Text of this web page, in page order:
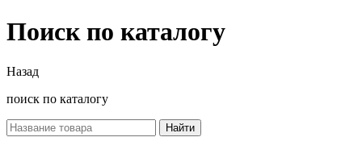
Поиск по каталогу
Назад
поиск по каталогу
Найти